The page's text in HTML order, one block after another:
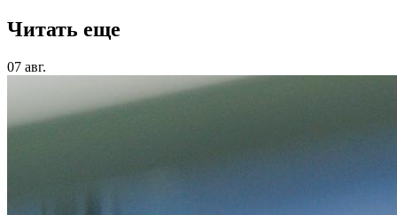
Читать еще
07 авг.